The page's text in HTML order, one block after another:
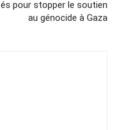
pour stopper le soutien
au génocide à Gaza